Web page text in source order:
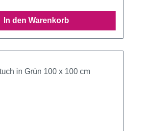
In den Warenkorb